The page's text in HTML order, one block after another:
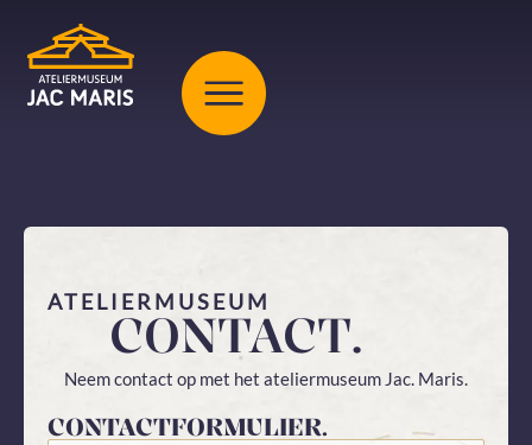
ATELIERMUSEUM
CONTACT.
Neem contact op met het ateliermuseum Jac. Maris.
CONTACTFORMULIER.